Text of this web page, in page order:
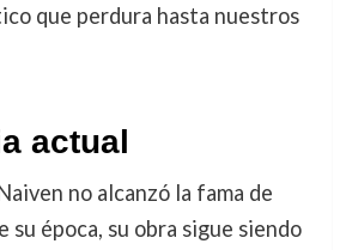
que perdura hasta nuestros
actual
no alcanzó la fama de
época, su obra sigue siendo